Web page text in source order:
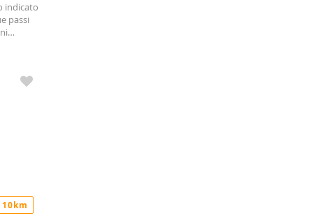
indicato
passi